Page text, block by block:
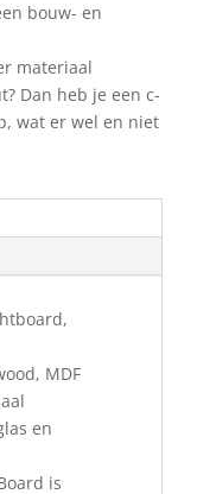
bouw- en
materiaal
Dan heb je een c-
wat er wel en niet
MDF
en
is